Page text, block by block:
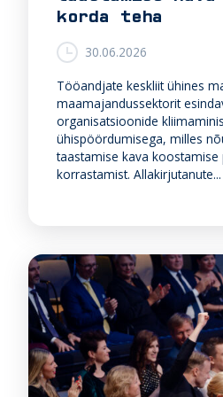
korda teha
30.06.2026
Tööandjate keskliit ühines
maamajandussektorit
organisatsioonide
ühispöördumisega, milles
taastamise kava koostamise
korrastamist. Allakirjutanute...